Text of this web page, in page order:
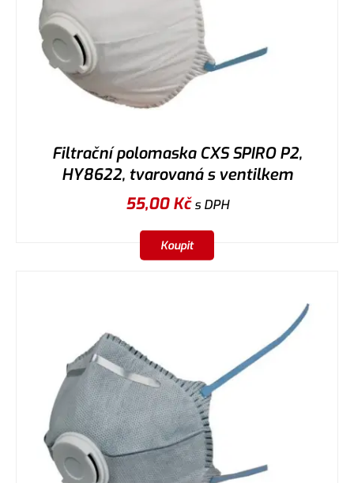
Filtrační polomaska CXS SPIRO P2,
HY8622, tvarovaná s ventilkem
55,00Kčs DPH
Koupit